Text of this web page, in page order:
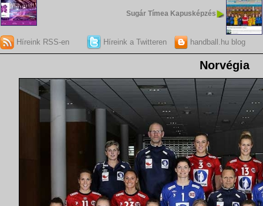
Sugár Tímea Kapusképzés
Híreink RSS-en Híreink a Twitteren handball.hu blog
Norvégia